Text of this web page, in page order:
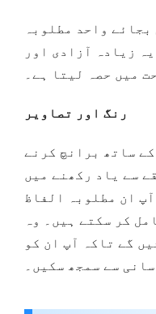
واحد مطلوبہ
زیادہ آزادی اور
میں حصہ لیتا ہے۔
رنگ اور تصاویر
ساتھ برانچ کرنے
سے یاد رکھنے میں
ان مطلوبہ الفاظ
کر سکتے ہیں۔ وہ
گے تاکہ آپ ان کو
سے سمجھ سکیں۔